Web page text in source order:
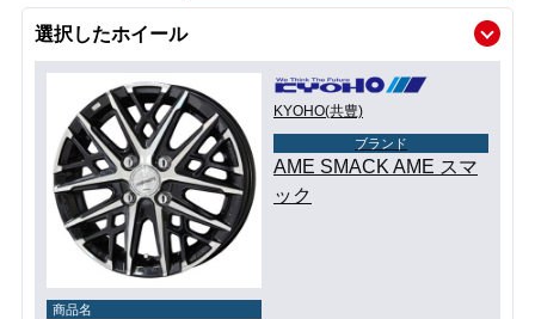
選択したホイール
KYOHO(共豊)
ブランド
AME SMACK AME スマ
ック
商品名